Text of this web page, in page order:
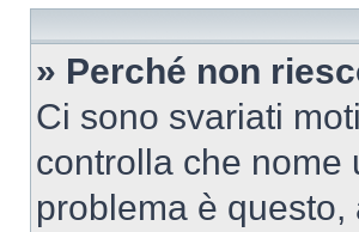
» Perché non
Ci sono svariati
controlla che nome
problema è